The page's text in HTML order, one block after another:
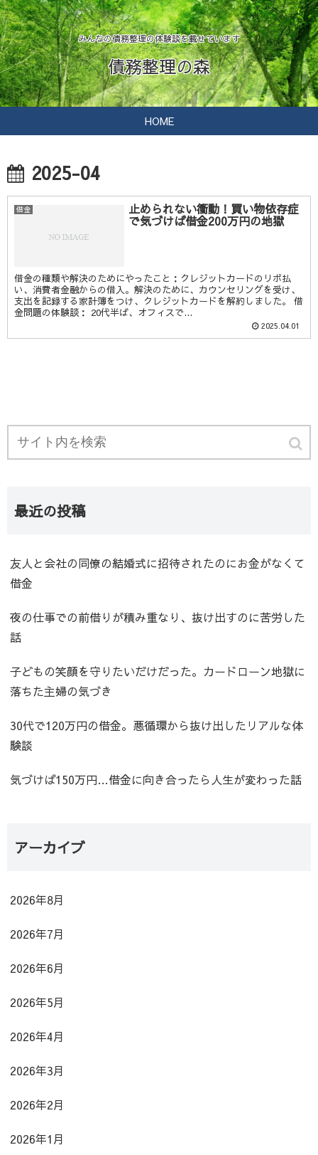
みんなの債務整理の体験談を載せています
債務整理の森
HOME
2025-04
借金 止められない衝動！買い物依存症
で気づけば借金200万円の地獄
借金の種類や解決のためにやったこと：クレジットカードのリボ払
い、消費者金融からの借入。解決のために、カウンセリングを受け、
支出を記録する家計簿をつけ、クレジットカードを解約しました。 借
金問題の体験談： 20代半ば、オフィスで...
2025.04.01
最近の投稿
友人と会社の同僚の結婚式に招待されたのにお金がなくて
借金
夜の仕事での前借りが積み重なり、抜け出すのに苦労した
話
子どもの笑顔を守りたいだけだった。カードローン地獄に
落ちた主婦の気づき
30代で120万円の借金。悪循環から抜け出したリアルな体
験談
気づけば150万円…借金に向き合ったら人生が変わった話
アーカイブ
2026年8月
2026年7月
2026年6月
2026年5月
2026年4月
2026年3月
2026年2月
2026年1月